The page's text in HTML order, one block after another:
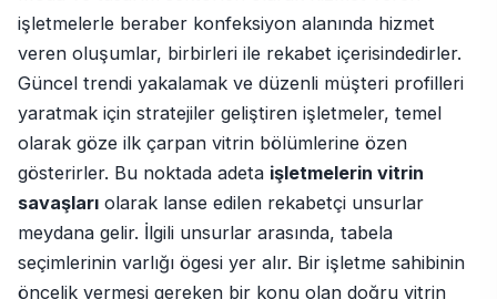
işletmelerle beraber konfeksiyon alanında hizmet
veren oluşumlar, birbirleri ile rekabet içerisindedirler.
Güncel trendi yakalamak ve düzenli müşteri profilleri
yaratmak için stratejiler geliştiren işletmeler, temel
olarak göze ilk çarpan vitrin bölümlerine özen
gösterirler. Bu noktada adeta işletmelerin vitrin
savaşları olarak lanse edilen rekabetçi unsurlar
meydana gelir. İlgili unsurlar arasında, tabela
seçimlerinin varlığı ögesi yer alır. Bir işletme sahibinin
öncelik vermesi gereken bir konu olan doğru vitrin